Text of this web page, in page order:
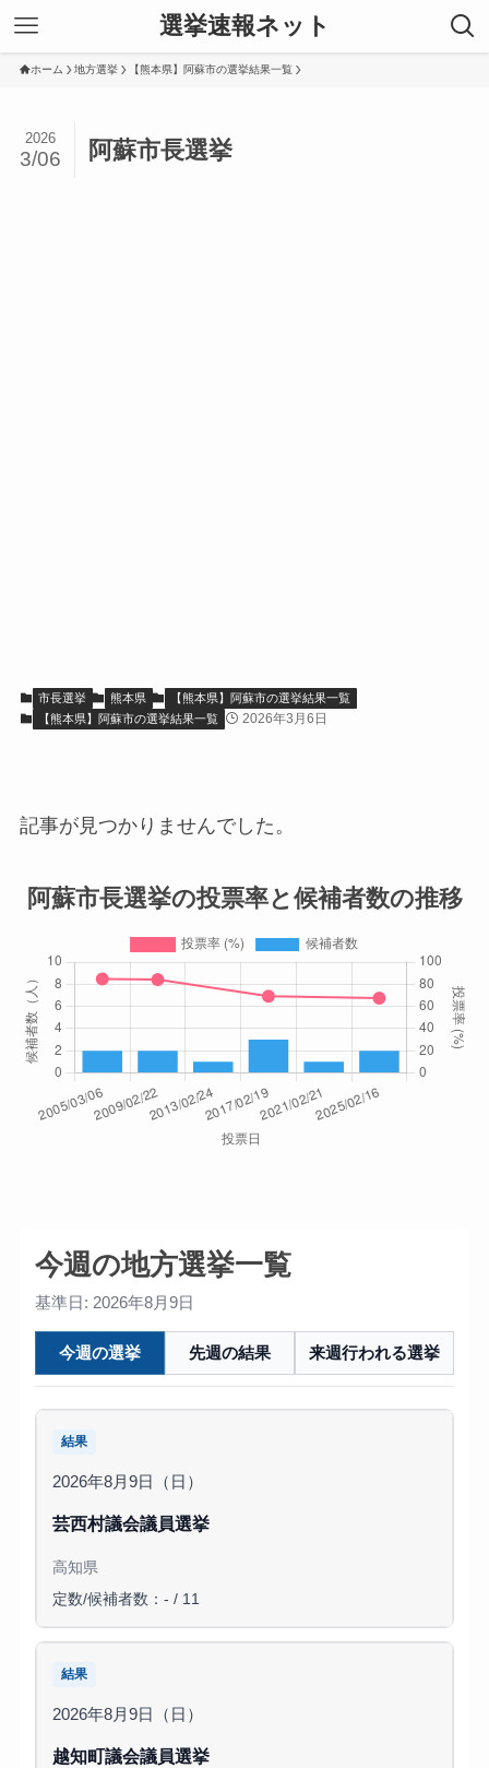
選挙速報ネット
ホーム 地方選挙 【熊本県】阿蘇市の選挙結果一覧
阿蘇市長選挙
2026
3/06
市長選挙 熊本県
【熊本県】阿蘇市の選挙結果一覧
【熊本県】阿蘇市の選挙結果一覧
2026年3月6日
記事が見つかりませんでした。
阿蘇市長選挙の投票率と候補者数の推移
今週の地方選挙一覧
基準日: 2026年8月9日
今週の選挙 先週の結果 来週行われる選挙
結果
2026年8月9日（日）
芸西村議会議員選挙
高知県
定数/候補者数：- / 11
結果
2026年8月9日（日）
越知町議会議員選挙